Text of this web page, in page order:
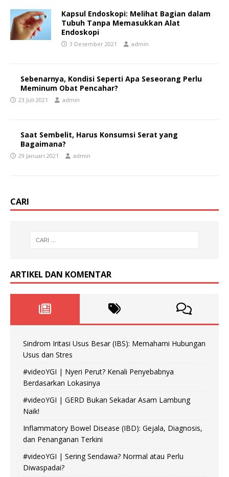
Kapsul Endoskopi: Melihat Bagian dalam
Tubuh Tanpa Memasukkan Alat
Endoskopi
3 Desember 2021 admin
Sebenarnya, Kondisi Seperti Apa Seseorang Perlu
Meminum Obat Pencahar?
23 Juli 2021 admin
Saat Sembelit, Harus Konsumsi Serat yang
Bagaimana?
29 Januari 2021 admin
CARI
ARTIKEL DAN KOMENTAR
Sindrom Iritasi Usus Besar (IBS): Memahami Hubungan
Usus dan Stres
#videoYGI | Nyeri Perut? Kenali Penyebabnya
Berdasarkan Lokasinya
#videoYGI | GERD Bukan Sekadar Asam Lambung
Naik!
Inflammatory Bowel Disease (IBD): Gejala, Diagnosis,
dan Penanganan Terkini
#videoYGI | Sering Sendawa? Normal atau Perlu
Diwaspadai?